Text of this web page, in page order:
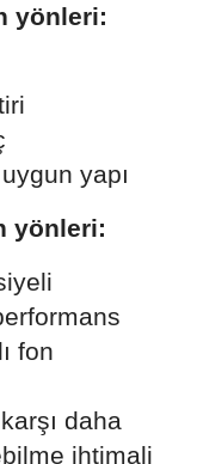
yönleri:
yapı
yönleri:
fon
daha
ihtimali